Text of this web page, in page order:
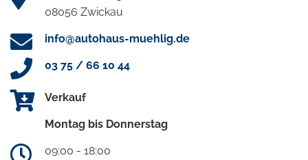
08056 Zwickau
info@autohaus-muehlig.de
03 75 / 66 10 44
Verkauf
Montag bis Donnerstag
09:00 - 18:00